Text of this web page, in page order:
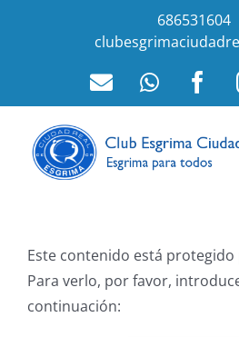
686531604
Correo
electrónico
Este contenido está
Para verlo, por favor,
continuación: